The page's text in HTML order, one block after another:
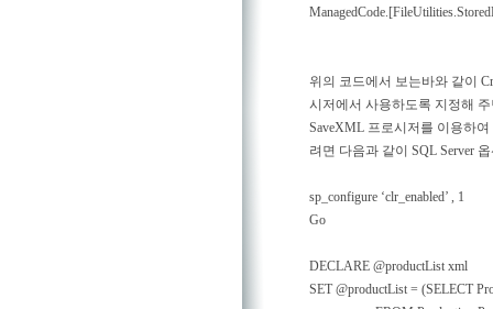
위의 코드에서 보는바와 같이
시저에서 사용하도록 지정해
SaveXML 프로시저를 이용하
려면 다음과 같이 SQL Server
sp_configure ‘clr_enabled’ , 1
Go
DECLARE @productList xml
SET @productList = (SELECT